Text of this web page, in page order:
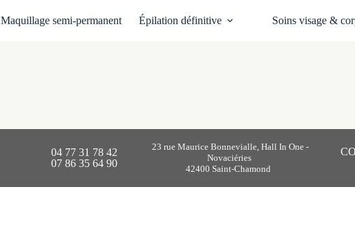
Maquillage semi-permanent Épilation définitive Soins visage &
04 77 31 78 42
07 86 35 64 90
23 rue Maurice Bonnevialle, Hall In One -
Novaciéries
42400 Saint-Chamond